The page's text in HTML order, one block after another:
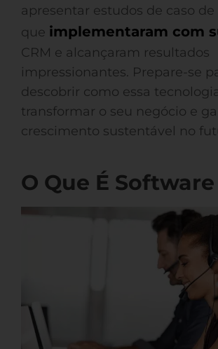
apresentar estudos de caso
que implementaram com
CRM e alcançaram resultados
impressionantes. Prepare-se
descobrir como essa
transformar o seu negócio e
crescimento sustentável no
O Que É Software